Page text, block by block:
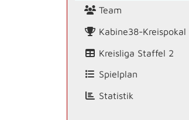
Team
Kabine38-Kreispokal
Kreisliga Staffel 2
Spielplan
Statistik